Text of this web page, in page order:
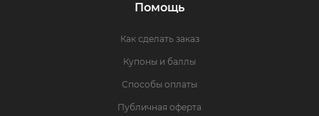
Помощь
Как сделать заказ
Купоны и баллы
Способы оплаты
Публичная оферта